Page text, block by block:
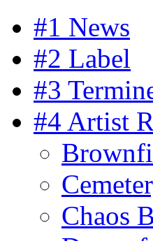
#1 News
#2 Label
#3
#4 Artist
Chaos